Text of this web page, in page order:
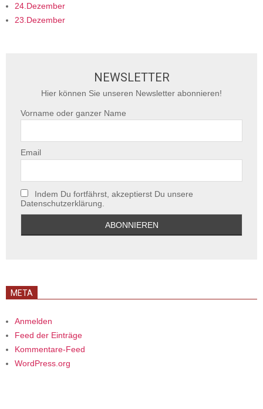
24.Dezember
23.Dezember
NEWSLETTER
Hier können Sie unseren Newsletter abonnieren!
Vorname oder ganzer Name
Email
Indem Du fortfährst, akzeptierst Du unsere
Datenschutzerklärung.
META
Anmelden
Feed der Einträge
Kommentare-Feed
WordPress.org